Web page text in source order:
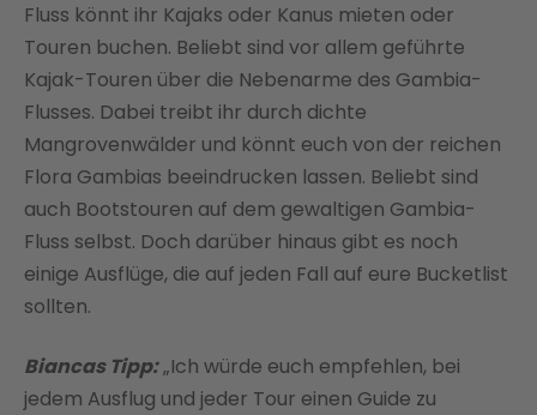
Fluss könnt ihr Kajaks oder Kanus mieten oder
Touren buchen. Beliebt sind vor allem geführte
Kajak-Touren über die Nebenarme des Gambia-
Flusses. Dabei treibt ihr durch dichte
Mangrovenwälder und könnt euch von der reichen
Flora Gambias beeindrucken lassen. Beliebt sind
auch Bootstouren auf dem gewaltigen Gambia-
Fluss selbst. Doch darüber hinaus gibt es noch
einige Ausflüge, die auf jeden Fall auf eure Bucketlist
sollten.
Biancas Tipp:„Ich würde euch empfehlen, bei
jedem Ausflug und jeder Tour einen Guide zu